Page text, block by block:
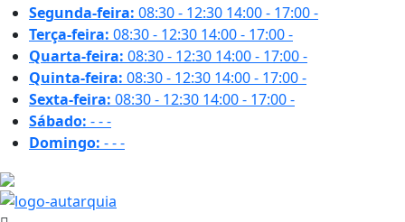
Segunda-feira: 08:30 - 12:30 14:00 - 17:00-
Terça-feira: 08:30 - 12:30 14:00 - 17:00-
Quarta-feira: 08:30 - 12:30 14:00 - 17:00-
Quinta-feira: 08:30 - 12:30 14:00 - 17:00-
Sexta-feira: 08:30 - 12:30 14:00 - 17:00-
Sábado: ---
Domingo: ---